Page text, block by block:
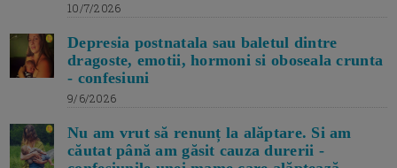
10/7/2026
Depresia postnatala sau baletul dintre
dragoste, emotii, hormoni si oboseala crunta
- confesiuni
9/6/2026
Nu am vrut să renunț la alăptare. Si am
căutat până am găsit cauza durerii -